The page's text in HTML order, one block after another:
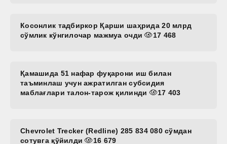
Косонлик тадбиркор Қарши шаҳрида 20 млрд
сўмлик кўнгилочар мажмуа очди
17 468
Қамашида 51 нафар фуқарони иш билан
таъминлаш учун ажратилган субсидия
маблағлари талон-тарож қилинди
17 403
Chevrolet Trecker (Redline) 285 834 080 сўмдан
сотувга қўйилди
16 679